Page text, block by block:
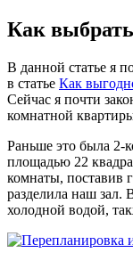
Как
В данной статье я
в статье Как
Сейчас я почти
комнатной
Раньше это была 2-
площадью 22
комнаты, поставив
разделила наш зал.
холодной водой,